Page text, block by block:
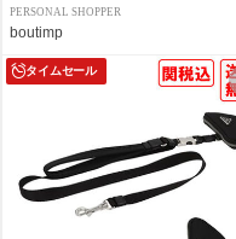
PERSONAL SHOPPER
boutimp
タイムセール